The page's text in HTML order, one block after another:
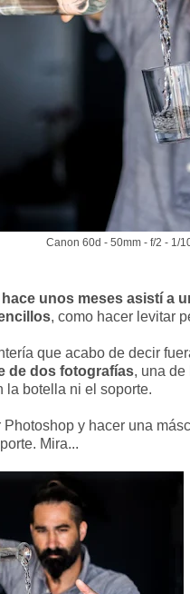
Canon 60d - 50mm - f/2 - 1/
hace unos meses asistí a
, como hacer levitar
que acabo de decir
de dos fotografías, una de
la botella ni el soporte.
Photoshop y hacer una
Mira...